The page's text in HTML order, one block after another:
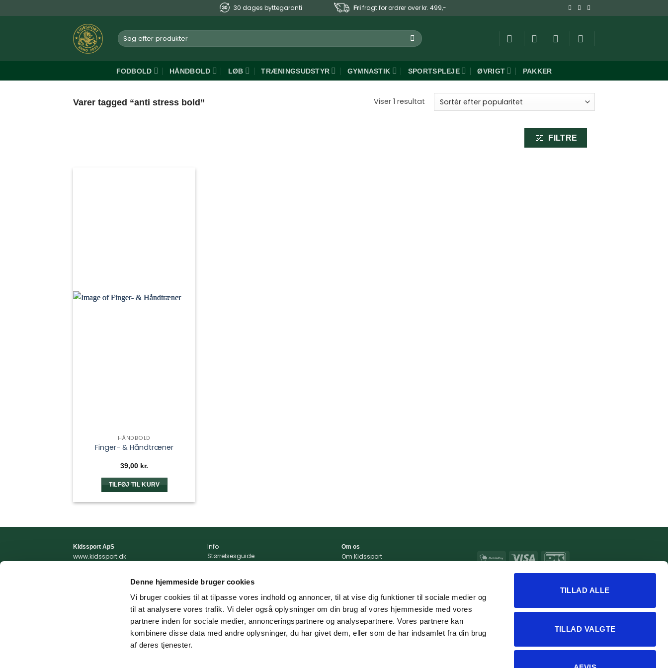
Denne hjemmeside bruger cookies
Vi bruger cookies til at tilpasse vores indhold og annoncer, til at vise dig funktioner til sociale medier og
til at analysere vores trafik. Vi deler også oplysninger om din brug af vores hjemmeside med vores
partnere inden for sociale medier, annonceringspartnere og analysepartnere. Vores partnere kan
kombinere disse data med andre oplysninger, du har givet dem, eller som de har indsamlet fra din brug
af deres tjenester.
TILLAD ALLE
TILLAD VALGTE
til
30 dages byttegaranti Fri fragt for ordrer over kr. 499,-
Søg
efter:
FODBOLD HÅNDBOLD LØB TRÆNINGSUDSTYR GYMNASTIK SPORTSPLEJE ØVRIGT PAKKER
Varer tagged “anti stress bold” Viser 1 resultat
FILTRE
HÅNDBOLD
Finger- & Håndtræner
39,00 kr.
TILFØJ TIL KURV
Kidssport ApS
www.kidssport.dk
Info
Størrelsesguide
Min konto
Retur
Returportal
Fragt og levering
Om os
Om Kidssport
MobilePay Visa
MasterCardApple
Google